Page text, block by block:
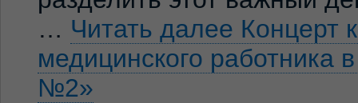
… Читать далее Концерт
медицинского
№2»